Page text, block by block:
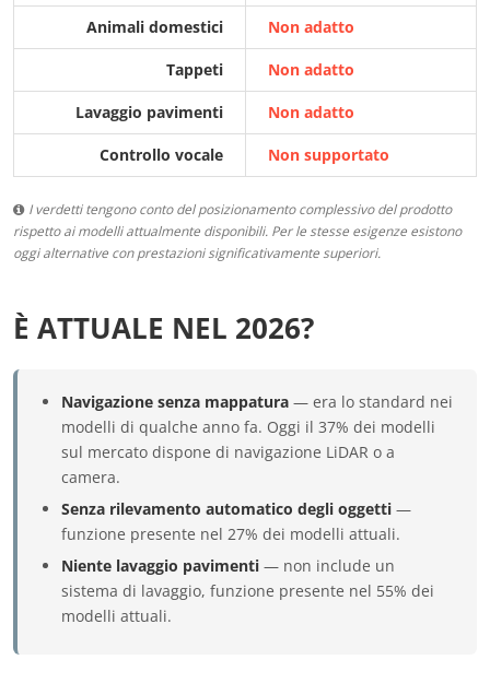
Animali domestici Non adatto
Tappeti Non adatto
Lavaggio pavimenti Non adatto
Controllo vocale Non supportato
I verdetti tengono conto del posizionamento complessivo del prodotto
rispetto ai modelli attualmente disponibili. Per le stesse esigenze esistono
oggi alternative con prestazioni significativamente superiori.
È ATTUALE NEL 2026?
Navigazione senza mappatura — era lo standard nei
modelli di qualche anno fa. Oggi il 37% dei modelli
sul mercato dispone di navigazione LiDAR o a
camera.
Senza rilevamento automatico degli oggetti —
funzione presente nel 27% dei modelli attuali.
Niente lavaggio pavimenti — non include un
sistema di lavaggio, funzione presente nel 55% dei
modelli attuali.